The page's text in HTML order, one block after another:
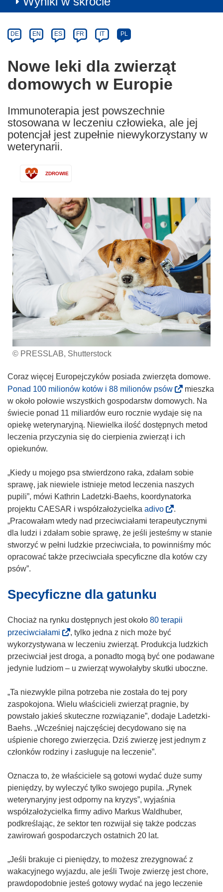
Category
Article
available
the
following
languages:
DE EN ES FR IT PL
Nowe leki dla zwierząt
domowych w Europie
Immunoterapia jest powszechnie
stosowana w leczeniu człowieka, ale jej
potencjał jest zupełnie niewykorzystany w
weterynarii.
ZDROWIE
© PRESSLAB, Shutterstock
Coraz więcej Europejczyków posiada zwierzęta domowe.
Ponad 100 milionów kotów i 88 milionów psów(
o
d
n
o
k
o
t
w
o
r
z
n
k
e
)
mieszka
w około połowie wszystkich gospodarstw domowych. Na
świecie ponad 11 miliardów euro rocznie wydaje się na
opiekę weterynaryjną. Niewielka ilość dostępnych metod
leczenia przyczynia się do cierpienia zwierząt i ich
opiekunów.
„Kiedy u mojego psa stwierdzono raka, zdałam sobie
sprawę, jak niewiele istnieje metod leczenia naszych
pupili”, mówi Kathrin Ladetzki-Baehs, koordynatorka
projektu CAESAR i współzałożycielka adivo(
o
d
n
o
w
i
w
m
n
.
„Pracowałam wtedy nad przeciwciałami terapeutycznymi
dla ludzi i zdałam sobie sprawę, że jeśli jesteśmy w stanie
stworzyć w pełni ludzkie przeciwciała, to powinniśmy móc
opracować także przeciwciała specyficzne dla kotów czy
psów”.
Specyficzne dla gatunku
Chociaż na rynku dostępnych jest około 80 terapii
przeciwciałami
o
d
n
ś
n
i
k
o
t
o
r
z
y
s
i
w
n
o
, tylko jedna z nich może być
wykorzystywana w leczeniu zwierząt. Produkcja ludzkich
przeciwciał jest droga, a ponadto mogą być one podawane
jedynie ludziom – u zwierząt wywołałyby skutki uboczne.
„Ta niezwykle pilna potrzeba nie została do tej pory
zaspokojona. Wielu właścicieli zwierząt pragnie, by
powstało jakieś skuteczne rozwiązanie”, dodaje Ladetzki-
Baehs. „Wcześniej najczęściej decydowano się na
uśpienie chorego zwierzęcia. Dziś zwierzę jest jednym z
członków rodziny i zasługuje na leczenie”.
Oznacza to, że właściciele są gotowi wydać duże sumy
pieniędzy, by wyleczyć tylko swojego pupila. „Rynek
weterynaryjny jest odporny na kryzys”, wyjaśnia
współzałożycielka firmy adivo Markus Waldhuber,
podkreślając, że sektor ten rozwijał się także podczas
zawirowań gospodarczych ostatnich 20 lat.
„Jeśli brakuje ci pieniędzy, to możesz zrezygnować z
wakacyjnego wyjazdu, ale jeśli Twoje zwierzę jest chore,
prawdopodobnie jesteś gotowy wydać na jego leczenie